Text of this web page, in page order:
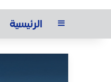
الرئيسية